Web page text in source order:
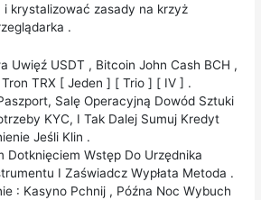
krystalizować zasady na krzyż
.
Uwięź USDT , Bitcoin John Cash BCH ,
Tron TRX [ Jeden ] [ Trio ] [ IV ] .
Salę Operacyjną Dowód Sztuki
KYC, I Tak Dalej Sumuj Kredyt
Jeśli Klin .
Dotknięciem Wstęp Do Urzędnika
I Zaświadcz Wypłata Metoda .
: Kasyno Pchnij , Późna Noc Wybuch